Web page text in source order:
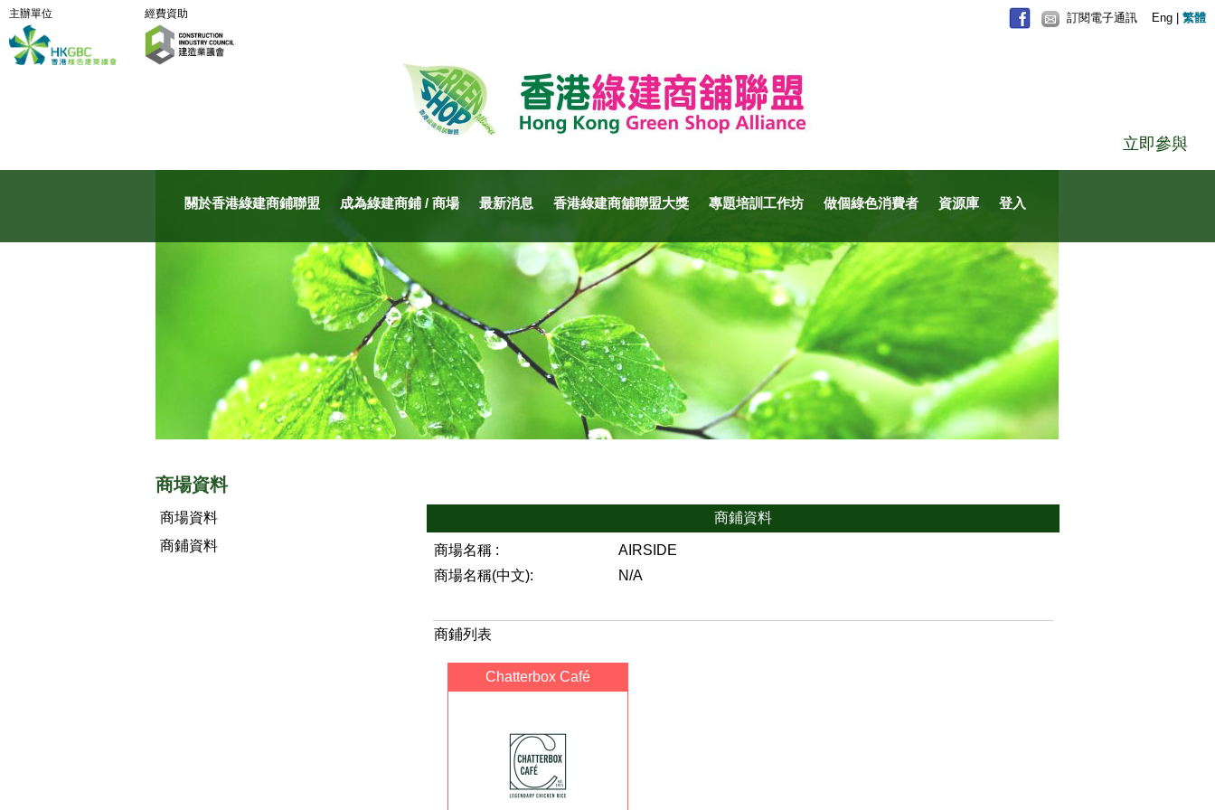
關於香港綠建商鋪聯盟 成為綠建商鋪 / 商場 最新消息 香港綠建商舖聯盟大獎 專題培訓工作坊 做個綠色消費者 資源庫 登入
訂閱電子通訊 Eng 繁體
經費資助
主辦單位
立即參與
商場資料
商場資料
商鋪資料
商鋪資料
商場名稱 :
AIRSIDE
商場名稱(中文):
N/A
商鋪列表
Chatterbox Café